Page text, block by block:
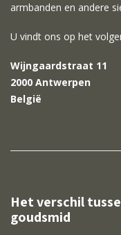
armbanden en andere
U vindt ons op het
Wijngaardstraat 11
2000 Antwerpen
België
Het verschil
goudsmid